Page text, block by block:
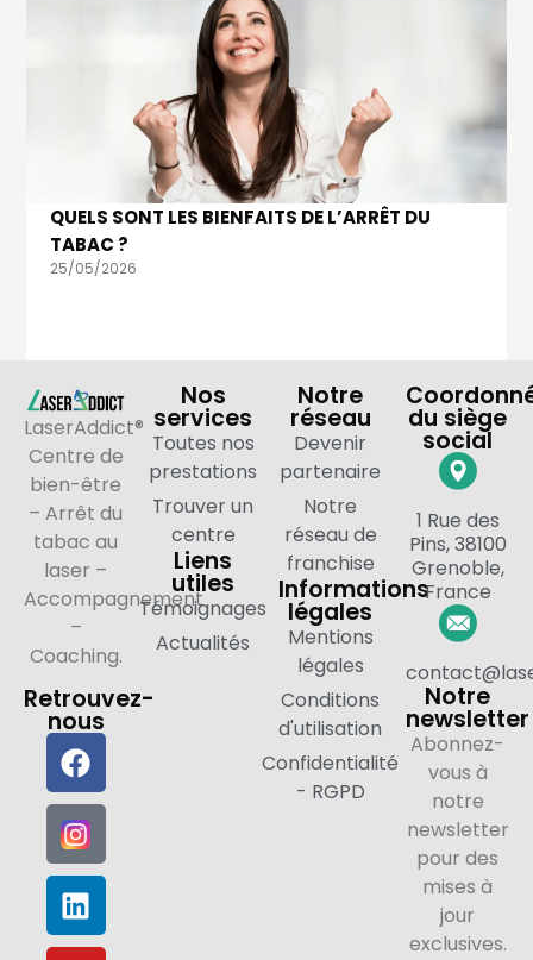
QUELS SONT LES BIENFAITS DE L’ARRÊT DU
TABAC ?
25/05/2026
LaserAddict®
Centre de
bien-être
– Arrêt du
tabac au
laser –
Accompagnement
–
Coaching.
Retrouvez-
nous
Nos
services
Toutes nos
prestations
Trouver un
centre
Liens
utiles
Témoignages
Actualités
Notre
réseau
Devenir
partenaire
Notre
réseau de
franchise
Informations
légales
Mentions
légales
Conditions
d'utilisation
Confidentialité
- RGPD
du siège
social
1 Rue des
Pins, 38100
Grenoble,
France
Notre
newsletter
Abonnez-
vous à
notre
newsletter
pour des
mises à
jour
exclusives.